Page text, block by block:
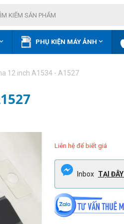
 PHỤ KIỆN MÁY ẢNH 
12 inch A1534 - A1527
Liên hệ để biết giá
Inbox TẠI ĐÂY